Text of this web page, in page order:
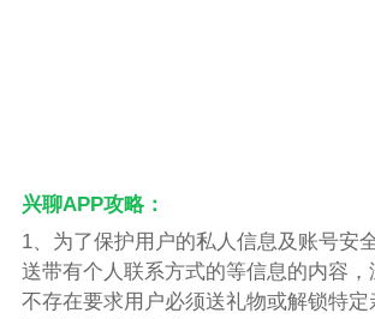
兴聊APP攻略：
1、为了保护用户的私人信息及账号安
送带有个人联系方式的等信息的内容，
不存在要求用户必须送礼物或解锁特